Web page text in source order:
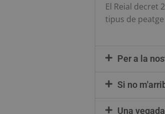
El Reial decret
tipus de
Per a la
Si no
Una